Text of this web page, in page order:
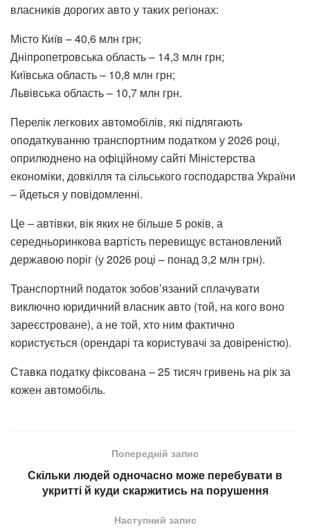
власників дорогих авто у таких регіонах:
Місто Київ – 40,6 млн грн;
Дніпропетровська область – 14,3 млн грн;
Київська область – 10,8 млн грн;
Львівська область – 10,7 млн грн.
Перелік легкових автомобілів, які підлягають
оподаткуванню транспортним податком у 2026 році,
оприлюднено на офіційному сайті Міністерства
економіки, довкілля та сільського господарства України
– йдеться у повідомленні.
Це – автівки, вік яких не більше 5 років, а
середньоринкова вартість перевищує встановлений
державою поріг (у 2026 році – понад 3,2 млн грн).
Транспортний податок зобов’язаний сплачувати
виключно юридичний власник авто (той, на кого воно
зареєстроване), а не той, хто ним фактично
користується (орендарі та користувачі за довіреністю).
Ставка податку фіксована – 25 тисяч гривень на рік за
кожен автомобіль.
Попередній запис
Скільки людей одночасно може перебувати в
укритті й куди скаржитись на порушення
Наступний запис